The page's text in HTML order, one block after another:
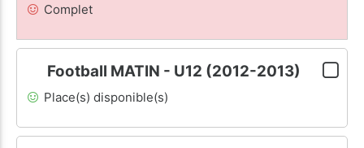
Complet
Football MATIN - U12 (2012-2013)
Place(s) disponible(s)